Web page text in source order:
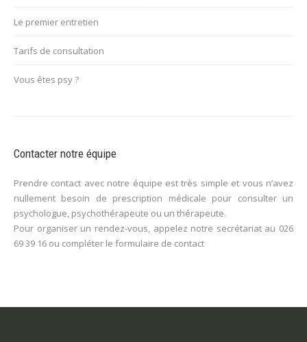
Le premier entretien
Tarifs de consultation
Vous êtes psy ?
Contacter notre équipe
Prendre contact avec notre équipe est très simple et vous n’avez
nullement besoin de prescription médicale pour consulter un
psychologue, psychothérapeute ou un thérapeute.
Pour organiser un rendez-vous, appelez notre secrétariat au 026
69 39 16 ou compléter le formulaire de contact